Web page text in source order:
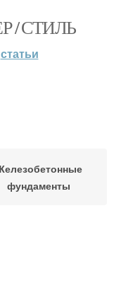
/ СТИЛЬ
статьи
фундаменты